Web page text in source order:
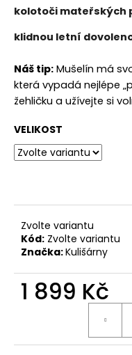
kolotoči mateřských
klidnou letní
Náš tip: Mušelín má
která vypadá nejlépe
žehličku a užívejte si
VELIKOST
Zvolte variantu
Kód: Zvolte variantu
Značka:Kulišárny
1 899 Kč
p
o
r
č
u
j
e
m
e
SUKNĚ
BLACK
KAPSAMI
2
099